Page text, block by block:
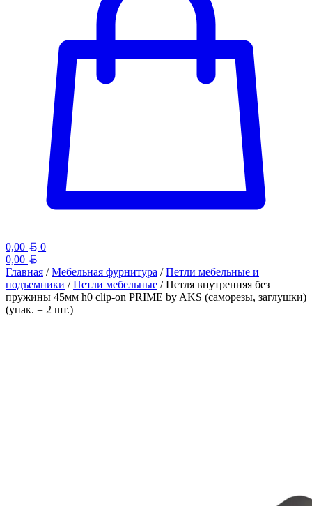
0,00 Белорусский рубль
0
0,00
Главная /Мебельная фурнитура /Петли мебельные и
подъемники /Петли мебельные / Петля внутренняя без
пружины 45мм h0 clip-on PRIME by AKS (саморезы, заглушки)
(упак. = 2 шт.)